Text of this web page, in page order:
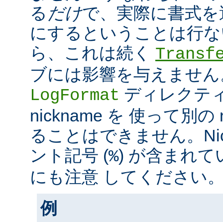
る だけで、実際に書式
にするということは行
ら、これは続く
ブには影響を与えませ
LogFormat ディレクテ
nickname を 使って別の
ることはできません。
ント記号 (%) が含まれて
にも注意 してください
例